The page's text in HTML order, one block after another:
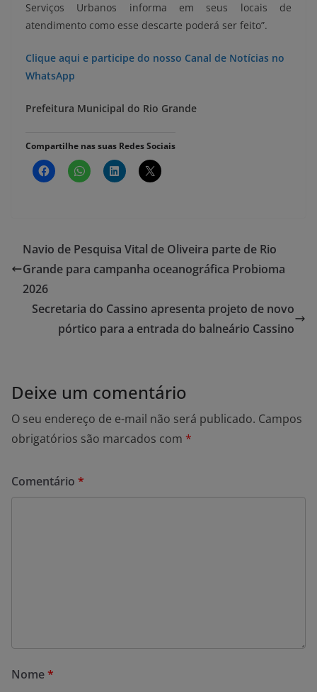
Serviços Urbanos informa em seus locais de
atendimento como esse descarte poderá ser feito”.
Clique aqui e participe do nosso Canal de Notícias no
WhatsApp
Prefeitura Municipal do Rio Grande
Compartilhe nas suas Redes Sociais
Navio de Pesquisa Vital de Oliveira parte de Rio
Grande para campanha oceanográfica Probioma
2026
Secretaria do Cassino apresenta projeto de novo
pórtico para a entrada do balneário Cassino
Deixe um comentário
O seu endereço de e-mail não será publicado. Campos
obrigatórios são marcados com *
Comentário *
Nome*